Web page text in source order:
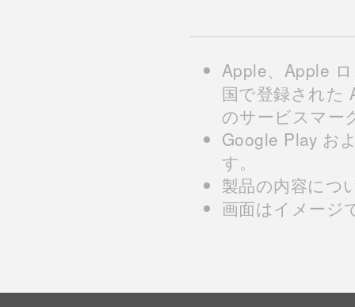
Apple、Apple
国で登録された
のサービスマー
Google Play お
す。
製品の内容につ
画面はイメージ